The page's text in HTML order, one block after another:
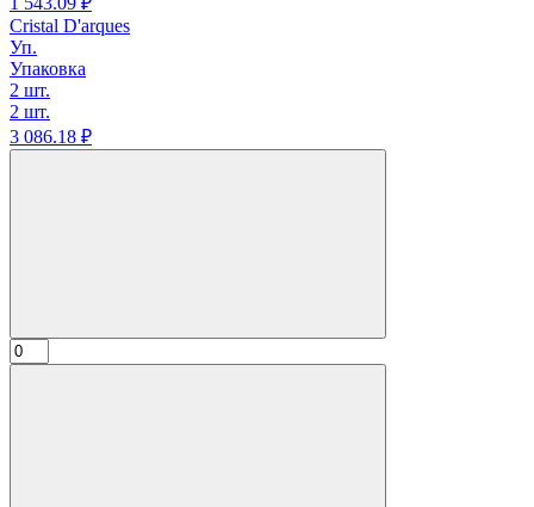
Cristal D'arques
Уп.
Упаковка
2 шт.
2 шт.
3 086.18 ₽